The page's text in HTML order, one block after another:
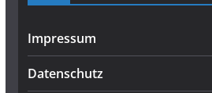
Impressum
Datenschutz